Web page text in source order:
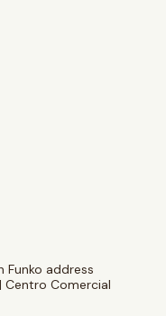
Funko address
Centro Comercial